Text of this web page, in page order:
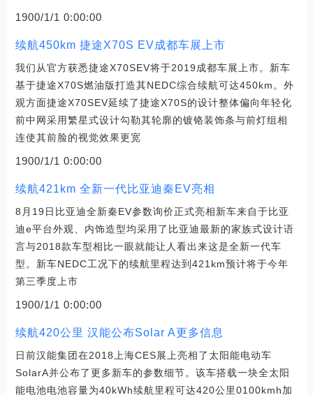
1900/1/1 0:00:00
续航450km 捷途X70S EV成都车展上市
我们从官方获悉捷途X70SEV将于2019成都车展上市。新车
基于捷途X70S燃油版打造其NEDC综合续航可达450km。外
观方面捷途X70SEV延续了捷途X70S的设计整体偏向年轻化
前中网采用繁星式设计勾勒其轮廓的镀铬装饰条与前灯组相
连使其前脸的视觉效果更宽
1900/1/1 0:00:00
续航421km 全新一代比亚迪秦EV亮相
8月19日比亚迪全新秦EV参数询价正式亮相新车来自于比亚
迪e平台外观、内饰造型均采用了比亚迪最新的家族式设计语
言与2018款车型相比一眼就能让人看出来这是全新一代车
型。新车NEDC工况下的续航里程达到421km预计将于今年
第三季度上市
1900/1/1 0:00:00
续航420公里 汉能公布Solar A更多信息
日前汉能集团在2018上海CES展上亮相了太阳能电动车
SolarA并公布了更多新车的参数细节。该车搭载一块全太阳
能电池电池容量为40kWh续航里程可达420公里0100kmh加